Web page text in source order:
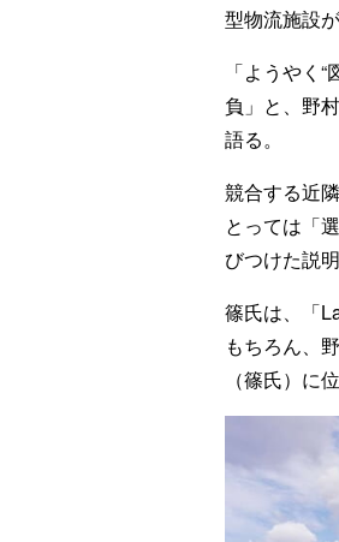
型物流施設
「ようやく
負」と、野
語る。
競合する近
とっては「
びつけた説
篠氏は、「
もちろん、
（篠氏）に